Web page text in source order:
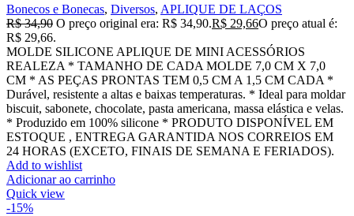
Bonecos e Bonecas, Diversos, APLIQUE DE LAÇOS
R$34,90 O preço original era: R$ 34,90.R$ 29,66O preço atual é:
R$ 29,66.
MOLDE SILICONE APLIQUE DE MINI ACESSÓRIOS
REALEZA * TAMANHO DE CADA MOLDE 7,0 CM X 7,0
CM * AS PEÇAS PRONTAS TEM 0,5 CM A 1,5 CM CADA *
Durável, resistente a altas e baixas temperaturas. * Ideal para moldar
biscuit, sabonete, chocolate, pasta americana, massa elástica e velas.
* Produzido em 100% silicone * PRODUTO DISPONÍVEL EM
ESTOQUE , ENTREGA GARANTIDA NOS CORREIOS EM
24 HORAS (EXCETO, FINAIS DE SEMANA E FERIADOS).
Add to wishlist
Adicionar ao carrinho
Quick view
-15%